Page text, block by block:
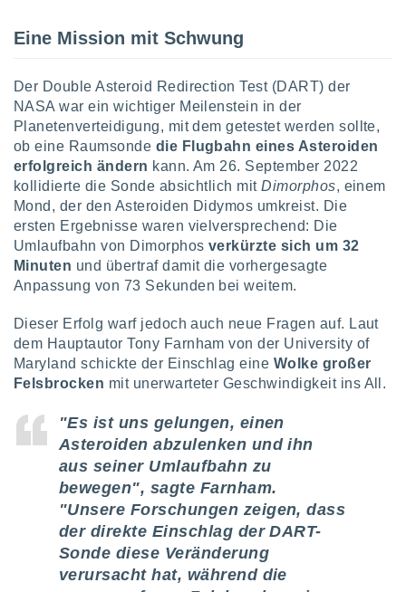
der
sind,
weiterhin
Sie
In
werden
dass wir
für die
der
von
Eine Mission mit Schwung
Der Double Asteroid Redirection Test (DART) der
NASA war ein wichtiger Meilenstein in der
Planetenverteidigung, mit dem getestet werden sollte,
ob eine Raumsonde die Flugbahn eines Asteroiden
erfolgreich ändern kann. Am 26. September 2022
kollidierte die Sonde absichtlich mitDimorphos, einem
Mond, der den Asteroiden Didymos umkreist. Die
ersten Ergebnisse waren vielversprechend: Die
Umlaufbahn von Dimorphos verkürzte sich um 32
Minuten und übertraf damit die vorhergesagte
Anpassung von 73 Sekunden bei weitem.
Dieser Erfolg warf jedoch auch neue Fragen auf. Laut
dem Hauptautor Tony Farnham von der University of
Maryland schickte der Einschlag eine Wolke großer
Felsbrocken mit unerwarteter Geschwindigkeit ins All.
"Es ist uns gelungen, einen
Asteroiden abzulenken und ihn
aus seiner Umlaufbahn zu
bewegen", sagte Farnham.
"Unsere Forschungen zeigen, dass
der direkte Einschlag der DART-
Sonde diese Veränderung
verursacht hat, während die